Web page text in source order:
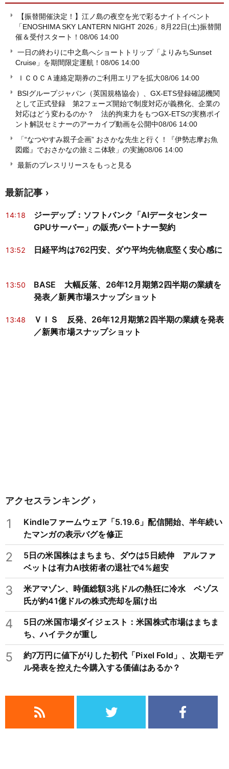
【振替開催決定！】江ノ島の夜空を光で彩るナイトイベント
「ENOSHIMA SKY LANTERN NIGHT 2026」8月22日(土)振替開
催＆受付スタート！ 08/06 14:00
一日の終わりに中之島へショートトリップ「よりみちSunset
Cruise」を期間限定運航！ 08/06 14:00
ＩＣＯＣＡ連絡定期券のご利用エリアを拡大08/06 14:00
BSIグループジャパン（英国規格協会）、GX-ETS登録確認機関
として正式登録 第2フェーズ開始で制度対応が義務化、企業の
対応はどう変わるのか？ 法的拘束力をもつGX-ETSの実務ポイ
ント解説セミナーのアーカイブ動画を公開中08/06 14:00
「“なつやすみ親子企画” おさかな先生と行く！『伊勢志摩お魚
図鑑』でおさかなの旅ミニ体験」の実施08/06 14:00
最新のプレスリリースをもっと見る
最新記事
14:18
ジーデップ：ソフトバンク「AIデータセンター
GPUサーバー」の販売パートナー契約
13:52 日経平均は762円安、ダウ平均先物底堅く安心感に
13:50
BASE 大幅反落、26年12月期第2四半期の業績を
発表／新興市場スナップショット
13:48
ＶＩＳ 反発、26年12月期第2四半期の業績を発表
／新興市場スナップショット
アクセスランキング
1
Kindleファームウェア「5.19.6」配信開始、半年続い
たマンガの表示バグを修正
2
5日の米国株はまちまち、ダウは5日続伸 アルファ
ベットは有力AI技術者の退社で4%超安
3
米アマゾン、時価総額3兆ドルの熱狂に冷水 ベゾス
氏が約41億ドルの株式売却を届け出
4
5日の米国市場ダイジェスト：米国株式市場はまちま
ち、ハイテクが重し
5
約7万円に値下がりした初代「Pixel Fold」、次期モデ
ル発表を控えた今購入する価値はあるか？